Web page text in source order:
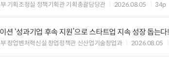
기획조정실 정책기획관 기획총괄담당관 2026.08.05 34p
션 ‘성과기업 후속 지원’으로 스타트업 지속 성장 돕는다!
창업벤처혁신실 창업정책관 신산업기술창업과 2026.08.05